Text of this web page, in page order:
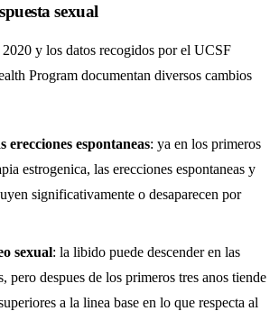
sexual
y los datos recogidos por el UCSF
Program documentan diversos cambios
erecciones espontaneas: ya en los primeros
estrogenica, las erecciones espontaneas y
significativamente o desaparecen por
sexual: la libido puede descender en las
pero despues de los primeros tres anos tiende
a la linea base en lo que respecta al